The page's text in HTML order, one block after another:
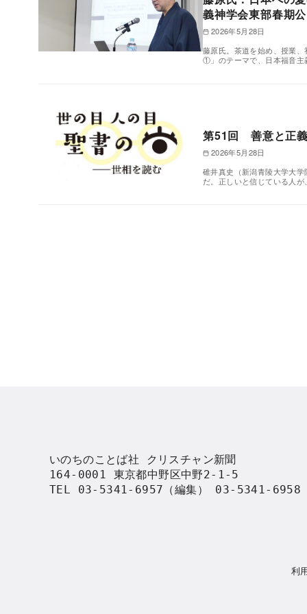
義神学会東部春期
2026年5月28日
藤原氏。茶道を始め、授業
①」のテーマで、日本福音
第51回 善意と正
2026年5月28日
碓井真史（新潟青陵大学大
だ。正しいと信じている人
いのちのことば社 クリスチャン新聞
164-0001 東京都中野区中野2-1-5
TEL 03-5341-6957（編集） 03-5341-6958
利